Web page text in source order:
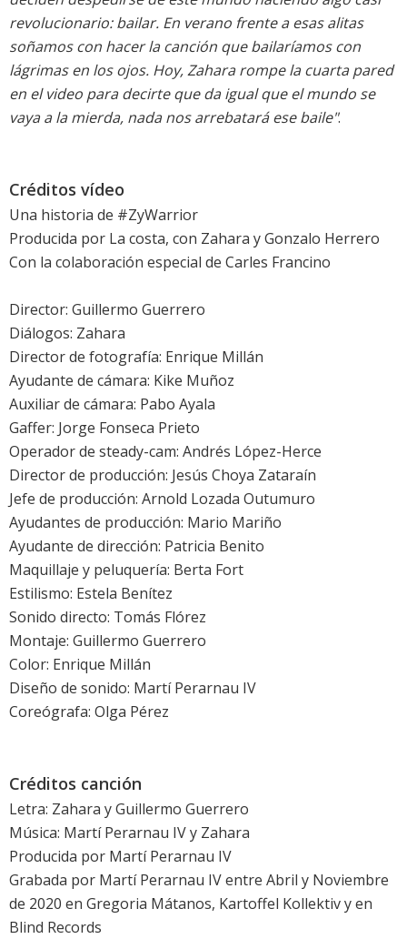
revolucionario: bailar. En verano frente a esas alitas
soñamos con hacer la canción que bailaríamos con
lágrimas en los ojos. Hoy, Zahara rompe la cuarta pared
en el video para decirte que da igual que el mundo se
vaya a la mierda, nada nos arrebatará ese baile".
Créditos vídeo
Una historia de #ZyWarrior
Producida por La costa, con Zahara y Gonzalo Herrero
Con la colaboración especial de Carles Francino
Director: Guillermo Guerrero
Diálogos: Zahara
Director de fotografía: Enrique Millán
Ayudante de cámara: Kike Muñoz
Auxiliar de cámara: Pabo Ayala
Gaffer: Jorge Fonseca Prieto
Operador de steady-cam: Andrés López-Herce
Director de producción: Jesús Choya Zataraín
Jefe de producción: Arnold Lozada Outumuro
Ayudantes de producción: Mario Mariño
Ayudante de dirección: Patricia Benito
Maquillaje y peluquería: Berta Fort
Estilismo: Estela Benítez
Sonido directo: Tomás Flórez
Montaje: Guillermo Guerrero
Color: Enrique Millán
Diseño de sonido: Martí Perarnau IV
Coreógrafa: Olga Pérez
Créditos canción
Letra: Zahara y Guillermo Guerrero
Música: Martí Perarnau IV y Zahara
Producida por Martí Perarnau IV
Grabada por Martí Perarnau IV entre Abril y Noviembre
de 2020 en Gregoria Mátanos, Kartoffel Kollektiv y en
Blind Records